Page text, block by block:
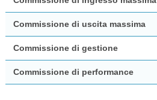
Commissione di uscita massima
Commissione di gestione
Commissione di performance